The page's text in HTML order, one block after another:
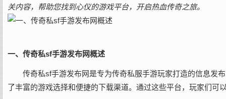
关内容，帮助您找到心仪的游戏平台，开启热血传奇之旅。
一、传奇私sf手游发布网概述
传奇私sf手游发布网是专为传奇私服手游玩家打造的信息发
了丰富的游戏选择和便捷的下载渠道。通过这些平台，玩家们